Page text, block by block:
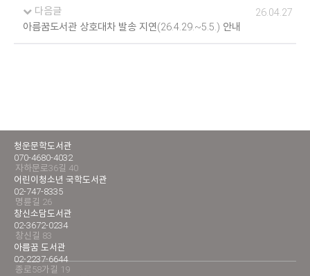
다음글
아름꿈도서관 상호대차 발송 지연(26.4.29.~5.5.) 안내
26.04.27
청운문학도서관
070-4680-4032
자하문로36길 40
어린이청소년 국학도서관
02-747-8335
명륜길 26
창신소담도서관
02-3672-0234
창신길 83
아름꿈 도서관
02-2237-6644
종로58가길 19